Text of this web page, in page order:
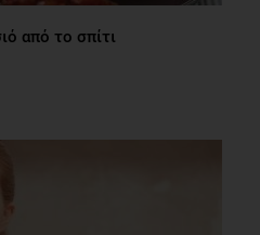
από το σπίτι